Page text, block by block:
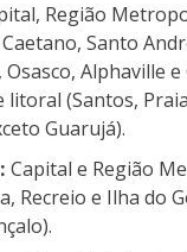
Região
Santo
Alphaville
litoral (Santos,
Guarujá).
Capital e Região
Recreio e Ilha do